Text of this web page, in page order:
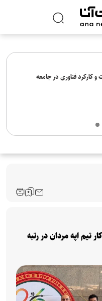
و کارکرد فناوری در جامعه
تیم اپه مردان در رتبه